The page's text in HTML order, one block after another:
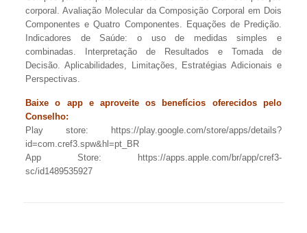
corporal. Avaliação Molecular da Composição Corporal em Dois
Componentes e Quatro Componentes. Equações de Predição.
Indicadores de Saúde: o uso de medidas simples e
combinadas. Interpretação de Resultados e Tomada de
Decisão. Aplicabilidades, Limitações, Estratégias Adicionais e
Perspectivas.
Baixe o app e aproveite os benefícios oferecidos pelo
Conselho:
Play store: https://play.google.com/store/apps/details?
id=com.cref3.spw&hl=pt_BR
App Store: https://apps.apple.com/br/app/cref3-
sc/id1489535927